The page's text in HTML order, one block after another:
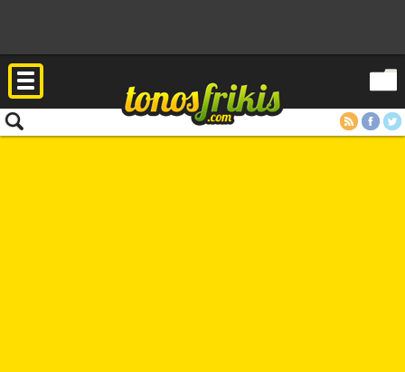
RSS FacebookTwitter